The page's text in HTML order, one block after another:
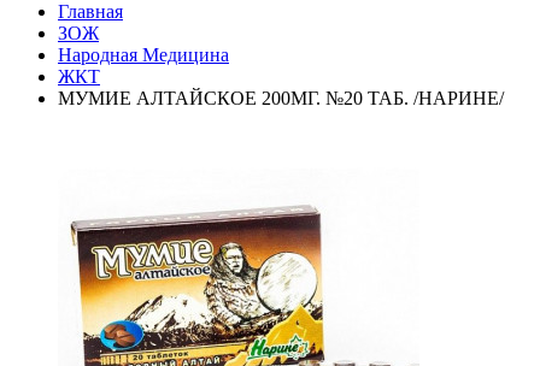
Главная
ЗОЖ
Народная Медицина
ЖКТ
МУМИЕ АЛТАЙСКОЕ 200МГ. №20 ТАБ. /НАРИНЕ/